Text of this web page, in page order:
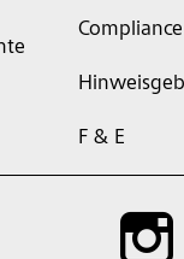
Compliance
F & E